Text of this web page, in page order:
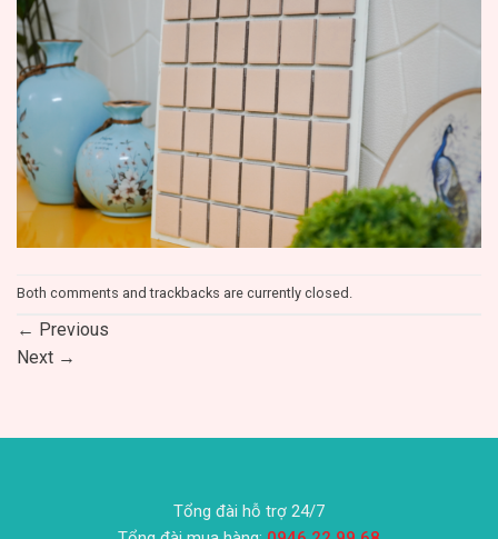
Both comments and trackbacks are currently closed.
← Previous
Next →
Tổng đài hỗ trợ 24/7